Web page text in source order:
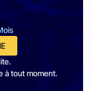
à tout moment.